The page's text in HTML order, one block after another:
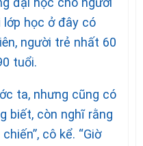
lớp học ở đây có
người trẻ nhất 60
tuổi.
ta, nhưng cũng có
biết, còn nghĩ rằng
cô kể. “Giờ